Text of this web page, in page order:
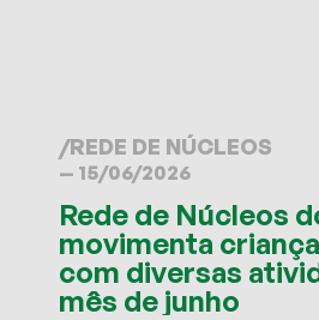
/REDE DE NÚCLEOS
— 15/06/2026
Rede de Núcleos
movimenta
com diversas
mês de junho